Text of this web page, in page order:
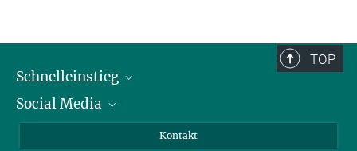
TOP
Schnelleinstieg
Alumni
Social Media
Kontakt